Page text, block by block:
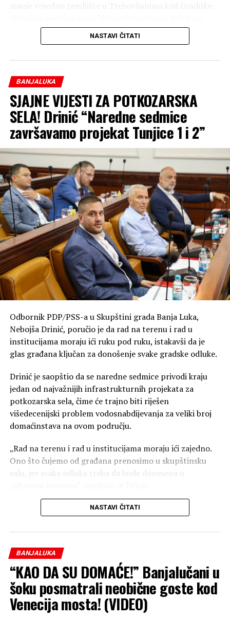
zakona i institucija. Zato očekujemo da nadležne
institucije bez odlaganja utvrde sve činjenice i obavijeste
sredstva kako bismo zaštitili imovinu Grada i interes svih
Bundalo.
NASTAVI ČITATI
BANJALUKA
SJAJNE VIJESTI ZA POTKOZARSKA
SELA! Drinić “Naredne sedmice
završavamo projekat Tunjice 1 i 2”
Odbornik PDP/PSS-a u Skupštini grada Banja Luka,
Nebojša Drinić, poručio je da rad na terenu i rad u
institucijama moraju ići ruku pod ruku, istakavši da je
glas građana ključan za donošenje svake gradske odluke.
Drinić je saopštio da se naredne sedmice privodi kraju
jedan od najvažnijih infrastrukturnih projekata za
potkozarska sela, čime će trajno biti riješen
višedecenijski problem vodosnabdijevanja za veliki broj
domaćinstava na ovom području.
„Rad na terenu i rad u institucijama moraju ići zajedno.
Ono što čujemo od građana prenosimo u skupštinsku
salu, jer svaka odluka treba da bude donesena u
Trajno rješenje za vodosnabdijevanje
Odbornik PDP/PSS-a ističe da je projekat “Tunjice 1 i 2”
bio jedan od njegovih ključnih prioriteta od samog
početka odborničkog mandata.
„Naredne sedmice privodimo kraju jedan od
najznačajnijih projekata za potkozarska sela – Tunjice 1 i
2, na čijoj sam realizaciji insistirao od prvog dana svog
odborničkog mandata. Tim projektom trajno rješavamo
NASTAVI ČITATI
BANJALUKA
“KAO DA SU DOMAĆE!” Banjalučani u
šoku posmatrali neobične goste kod
Venecija mosta! (VIDEO)